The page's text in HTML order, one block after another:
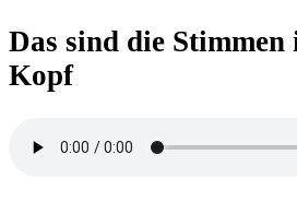
Das sind die Stimmen
Kopf